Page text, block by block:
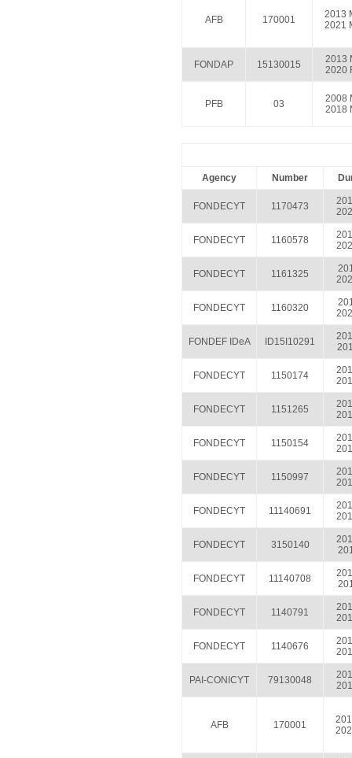
AFB 170001
2013
2021
FONDAP 15130015
2013
2020
PFB 03
2008
2018
Agency Number
FONDECYT 1170473
FONDECYT 1160578
FONDECYT 1161325
FONDECYT 1160320
FONDEF IDeA ID15I10291
FONDECYT 1150174
FONDECYT 1151265
FONDECYT 1150154
FONDECYT 1150997
FONDECYT 11140691
FONDECYT 3150140
FONDECYT 11140708
FONDECYT 1140791
FONDECYT 1140676
PAI-CONICYT 79130048
AFB 170001